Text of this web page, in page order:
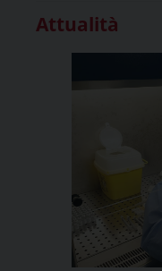
Attualità